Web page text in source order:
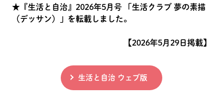
★『生活と自治』2026年5月号 「生活クラブ 夢の素描
（デッサン）」を転載しました。
【2026年5月29日掲載】
生活と自治 ウェブ版